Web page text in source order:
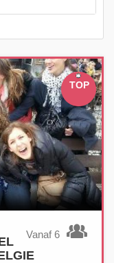
TOP
Vanaf 6